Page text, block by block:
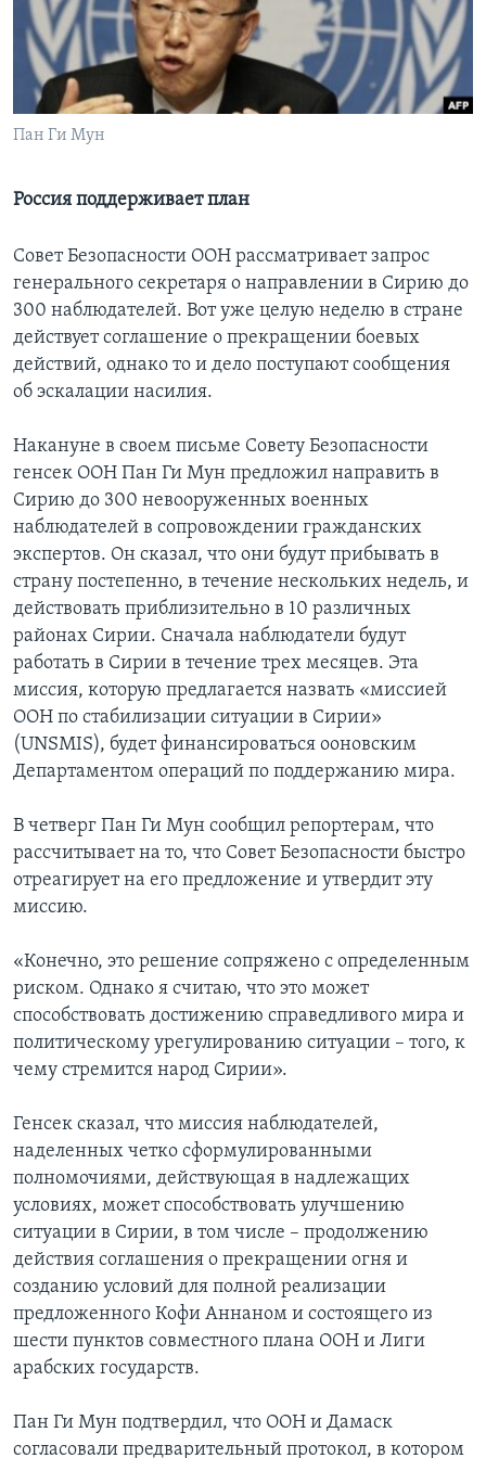
Learning English
СОЦИАЛЬНЫЕ СЕТИ
Языки
Пан Ги Мун
Россия поддерживает план
Совет Безопасности ООН рассматривает запрос
генерального секретаря о направлении в Сирию до
300 наблюдателей. Вот уже целую неделю в стране
действует соглашение о прекращении боевых
действий, однако то и дело поступают сообщения
об эскалации насилия.
Накануне в своем письме Совету Безопасности
генсек ООН Пан Ги Мун предложил направить в
Сирию до 300 невооруженных военных
наблюдателей в сопровождении гражданских
экспертов. Он сказал, что они будут прибывать в
страну постепенно, в течение нескольких недель, и
действовать приблизительно в 10 различных
районах Сирии. Сначала наблюдатели будут
работать в Сирии в течение трех месяцев. Эта
миссия, которую предлагается назвать «миссией
ООН по стабилизации ситуации в Сирии»
(UNSMIS), будет финансироваться ооновским
Департаментом операций по поддержанию мира.
В четверг Пан Ги Мун сообщил репортерам, что
рассчитывает на то, что Совет Безопасности быстро
отреагирует на его предложение и утвердит эту
миссию.
«Конечно, это решение сопряжено с определенным
риском. Однако я считаю, что это может
способствовать достижению справедливого мира и
политическому урегулированию ситуации – того, к
чему стремится народ Сирии».
Генсек сказал, что миссия наблюдателей,
наделенных четко сформулированными
полномочиями, действующая в надлежащих
условиях, может способствовать улучшению
ситуации в Сирии, в том числе – продолжению
действия соглашения о прекращении огня и
созданию условий для полной реализации
предложенного Кофи Аннаном и состоящего из
шести пунктов совместного плана ООН и Лиги
арабских государств.
Пан Ги Мун подтвердил, что ООН и Дамаск
согласовали предварительный протокол, в котором